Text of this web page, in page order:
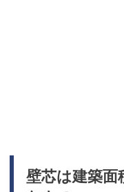
壁芯は建築面